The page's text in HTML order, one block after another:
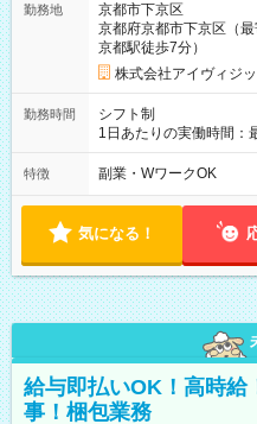
勤務地
京都市下京区
京都府京都市下京区（
京都駅徒歩7分）
株式会社アイヴィジッ
勤務時間
シフト制
1日あたりの実働時間：
16:30 【火木】：8:45～19:00 週3日～OK、シフ
勤務OK ※月1回～2回程度、日曜日出勤をお願いします。 ※時間
ん。
特徴 副業・WワークOK
気になる！
給与即払いOK！高時給
事！梱包業務